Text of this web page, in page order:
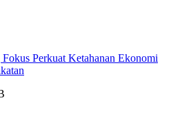
Perkuat Ketahanan Ekonomi